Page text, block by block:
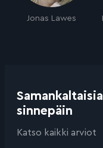
Jonas Lawes
sinnepäin
Katso kaikki arviot